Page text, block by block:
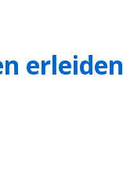
erleiden